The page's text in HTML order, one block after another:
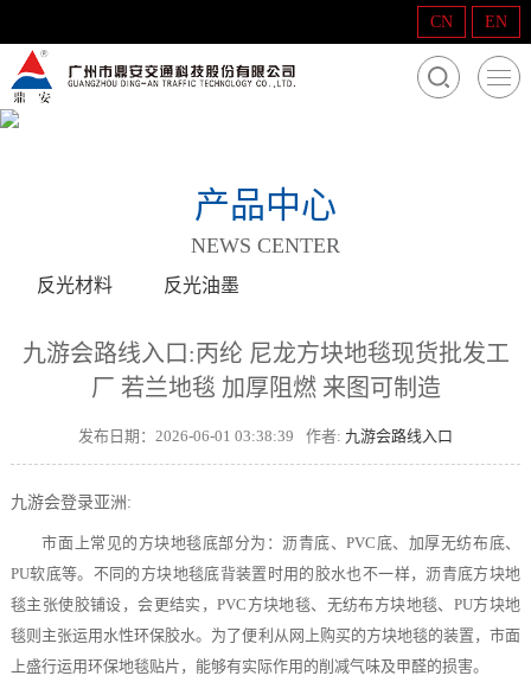
CN EN
产品中心
NEWS CENTER
反光材料 反光油墨
九游会路线入口:丙纶 尼龙方块地毯现货批发工
厂 若兰地毯 加厚阻燃 来图可制造
发布日期：2026-06-01 03:38:39 作者: 九游会路线入口
九游会登录亚洲:
市面上常见的方块地毯底部分为：沥青底、PVC底、加厚无纺布底、
PU软底等。不同的方块地毯底背装置时用的胶水也不一样，沥青底方块地
毯主张使胶铺设，会更结实，PVC方块地毯、无纺布方块地毯、PU方块地
毯则主张运用水性环保胶水。为了便利从网上购买的方块地毯的装置，市面
上盛行运用环保地毯贴片，能够有实际作用的削减气味及甲醛的损害。